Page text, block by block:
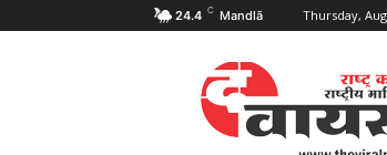
24.4 C Mandlā Thursday,